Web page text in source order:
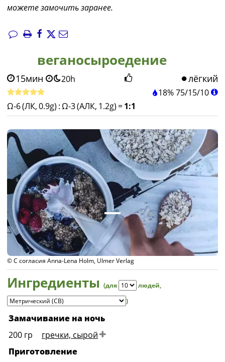
можете замочить заранее.
веганосыроедение
15мин 20h лёгкий
18%75/15/10
Ω-6 (ЛК, 0.9g) :Ω-3 (АЛК, 1.2g) =1:1
© С согласия Anna-Lena Holm, Ulmer Verlag
Ингредиенты (для людей,
)
Замачивание на ночь
200 гр
гречки, сырой
Приготовление